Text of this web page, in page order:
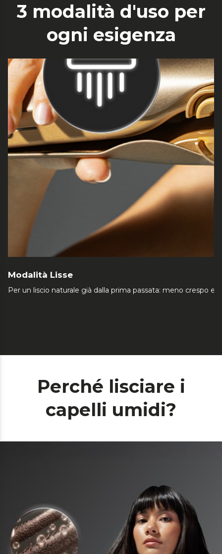
3 modalità d'uso per
ogni esigenza
Modalità Lisse
Per un liscio naturale già dalla prima passata: meno crespo e
Perché lisciare i
capelli umidi?